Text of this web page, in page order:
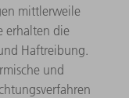
mittlerweile
erhalten die
Haftreibung.
und